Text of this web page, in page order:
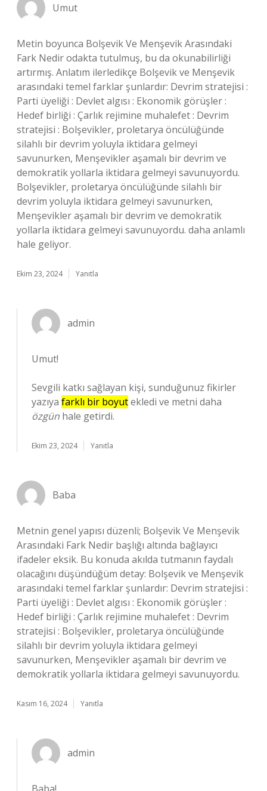
Umut
Metin boyunca Bolşevik Ve Menşevik Arasındaki
Fark Nedir odakta tutulmuş, bu da okunabilirliği
artırmış. Anlatım ilerledikçe Bolşevik ve Menşevik
arasındaki temel farklar şunlardır: Devrim stratejisi :
Parti üyeliği : Devlet algısı : Ekonomik görüşler :
Hedef birliği : Çarlık rejimine muhalefet : Devrim
stratejisi : Bolşevikler, proletarya öncülüğünde
silahlı bir devrim yoluyla iktidara gelmeyi
savunurken, Menşevikler aşamalı bir devrim ve
demokratik yollarla iktidara gelmeyi savunuyordu.
Bolşevikler, proletarya öncülüğünde silahlı bir
devrim yoluyla iktidara gelmeyi savunurken,
Menşevikler aşamalı bir devrim ve demokratik
yollarla iktidara gelmeyi savunuyordu. daha anlamlı
hale geliyor.
Ekim 23, 2024 Yanıtla
admin
Umut!
Sevgili katkı sağlayan kişi, sunduğunuz fikirler
yazıya farklı bir boyutekledi ve metni daha
özgün hale getirdi.
Ekim 23, 2024 Yanıtla
Baba
Metnin genel yapısı düzenli; Bolşevik Ve Menşevik
Arasındaki Fark Nedir başlığı altında bağlayıcı
ifadeler eksik. Bu konuda akılda tutmanın faydalı
olacağını düşündüğüm detay: Bolşevik ve Menşevik
arasındaki temel farklar şunlardır: Devrim stratejisi :
Parti üyeliği : Devlet algısı : Ekonomik görüşler :
Hedef birliği : Çarlık rejimine muhalefet : Devrim
stratejisi : Bolşevikler, proletarya öncülüğünde
silahlı bir devrim yoluyla iktidara gelmeyi
savunurken, Menşevikler aşamalı bir devrim ve
demokratik yollarla iktidara gelmeyi savunuyordu.
Kasım 16, 2024 Yanıtla
admin